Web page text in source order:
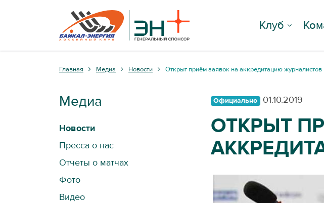
Клуб
Главная Медиа Новости Открыт приём заявок на аккредитацию журналистов
Официально 01.10.2019
ОТКРЫТ
Медиа
Новости
Пресса о нас
Отчеты о матчах
Фото
Видео